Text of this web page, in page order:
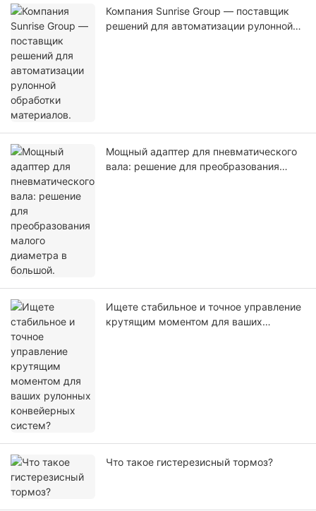
Компания Sunrise Group — поставщик
решений для автоматизации рулонной
Мощный адаптер для пневматического
вала: решение для преобразования
Ищете стабильное и точное управление
крутящим моментом для ваших
Что такое гистерезисный тормоз?